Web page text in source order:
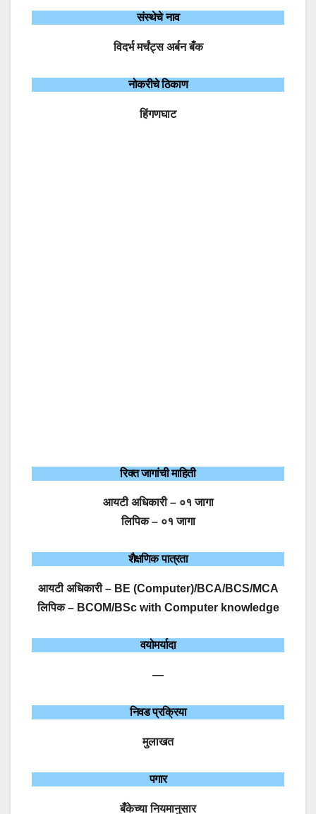
संस्थेचे नाव
विदर्भ मर्चंट्स अर्बन बँक
नोकरीचे ठिकाण
हिंगणघाट
रिक्त जागांची माहिती
आयटी अधिकारी – ०१ जागा
लिपिक – ०१ जागा
शैक्षणिक पात्रता
आयटी अधिकारी – BE (Computer)/BCA/BCS/MCA
लिपिक – BCOM/BSc with Computer knowledge
वयोमर्यादा
—
निवड प्रक्रिया
मुलाखत
पगार
बँकेच्या नियमानुसार